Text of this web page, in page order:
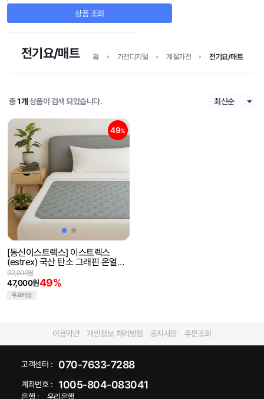
상품 조회
전기요/매트 홈 가전디지털 계절가전 전기요/매트
총1개 상품이 검색 되었습니다.
49%
[동신이스트렉스] 이스트렉스
(estrex) 국산 탄소 그래핀 온열매
트 전기매트 전자파차단 전기요
47,000원49%
92,000원
무료배송
이용약관 개인정보 처리방침 공지사항 주문조회
고객센터 : 070-7633-7288
계좌번호 : 1005-804-083041
은행 : 우리은행